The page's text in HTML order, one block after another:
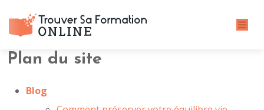
Plan du site
Blog